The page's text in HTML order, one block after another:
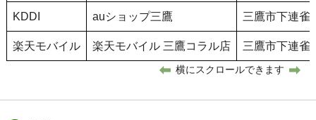
KDDI auショップ三鷹 三鷹市下連雀
楽天モバイル 楽天モバイル 三鷹コラル店 三鷹市下連雀
横にスクロールできます